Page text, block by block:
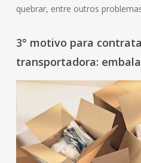
quebrar, entre outros
3° motivo para
transportadora: